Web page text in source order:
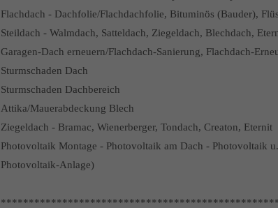
Flachdach - Dachfolie/Flachdachfolie, Bituminös (Bauder),
Steildach - Walmdach, Satteldach, Ziegeldach, Blechdach,
Garagen-Dach erneuern/Flachdach-Sanierung, Flachdach-
Sturmschaden Dach
Sturmschaden Dachbereich
Attika/Mauerabdeckung Blech
Ziegeldach - Bramac, Wienerberger, Tondach, Creaton, Eternit
Photovoltaik Montage - Photovoltaik am Dach - Photovoltaik
Photovoltaik-Anlage)